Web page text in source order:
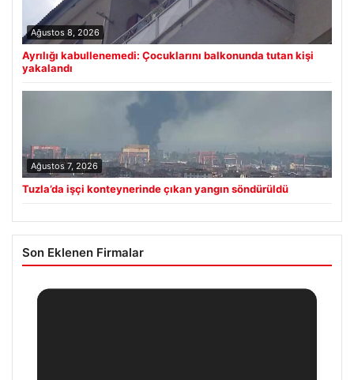
Ağustos 8, 2026
Ayrılığı kabullenemedi: Çocuklarını balkonunda tutan kişi
yakalandı
Ağustos 7, 2026
Tuzla’da işçi konteynerinde çıkan yangın söndürüldü
Son Eklenen Firmalar